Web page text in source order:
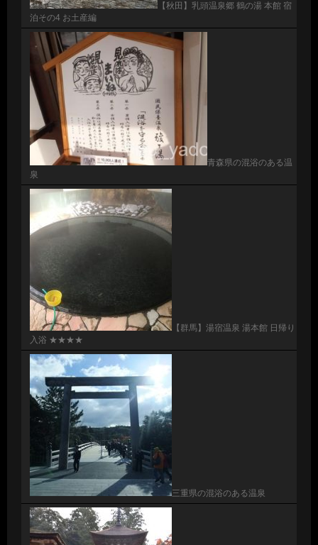
【秋田】乳頭温泉郷 鶴の湯 本館 宿
泊その4 お土産編
青森県の混浴のある温
泉
【群馬】湯宿温泉 湯本館 日帰り
入浴 ★★★★
三重県の混浴のある温泉